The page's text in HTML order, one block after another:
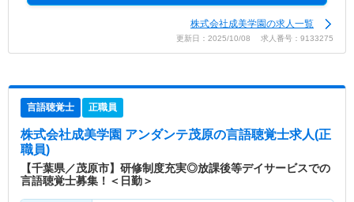
株式会社成美学園の求人一覧
更新日：2025/10/08 求人番号：9133275
言語聴覚士 正職員
株式会社成美学園 アンダンテ茂原の言語聴覚士求人(正
職員)
【千葉県／茂原市】研修制度充実◎放課後等デイサービスでの
言語聴覚士募集！＜日勤＞